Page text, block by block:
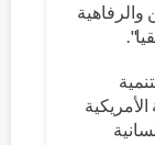
والرفاهية